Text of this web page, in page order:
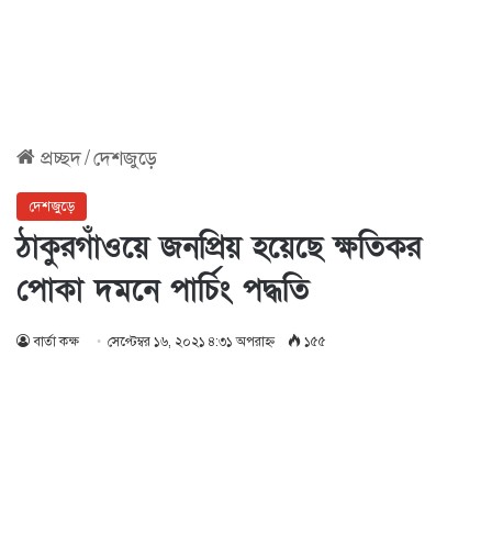
প্রচ্ছদ/দেশজুড়ে
দেশজুড়ে
ঠাকুরগাঁওয়ে জনপ্রিয় হয়েছে ক্ষতিকর
পোকা দমনে পার্চিং পদ্ধতি
বার্তা কক্ষ সেপ্টেম্বর ১৬, ২০২১ ৪:৩১ অপরাহ্ণ ১৫৫